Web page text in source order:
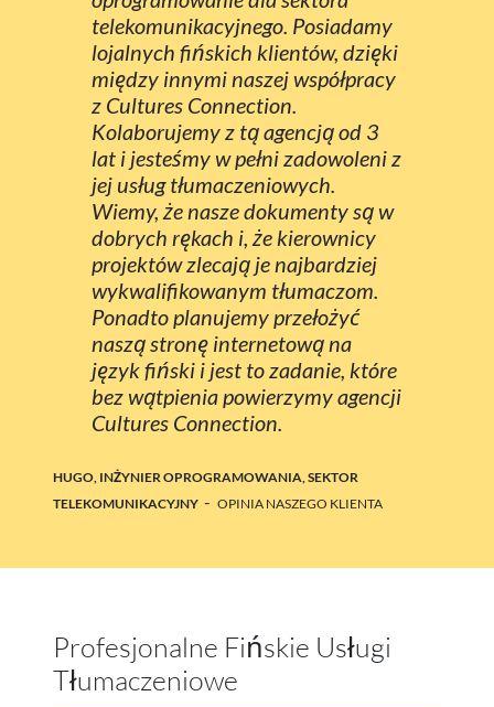
telekomunikacyjnego. Posiadamy
lojalnych fińskich klientów, dzięki
między innymi naszej współpracy
z Cultures Connection.
Kolaborujemy z tą agencją od 3
lat i jesteśmy w pełni zadowoleni z
jej usług tłumaczeniowych.
Wiemy, że nasze dokumenty są w
dobrych rękach i, że kierownicy
projektów zlecają je najbardziej
wykwalifikowanym tłumaczom.
Ponadto planujemy przełożyć
naszą stronę internetową na
język fiński i jest to zadanie, które
bez wątpienia powierzymy agencji
Cultures Connection.
HUGO, INŻYNIER OPROGRAMOWANIA, SEKTOR
TELEKOMUNIKACYJNY - OPINIA NASZEGO KLIENTA
Profesjonalne Fińskie Usługi
Tłumaczeniowe